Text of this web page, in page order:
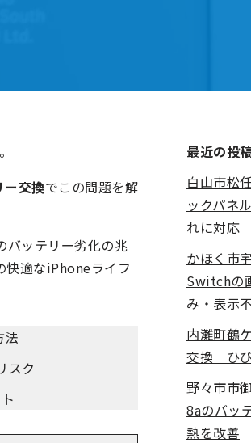
交換でこの問題を解
バッテリー劣化の兆
快適なiPhoneライフ
法
スク
最近の投
白山市松
ックパネ
れに対応
かほく市
Switchの
み・表示
内灘町鶴
交換｜ひ
野々市市
8aのバッ
熱を改善